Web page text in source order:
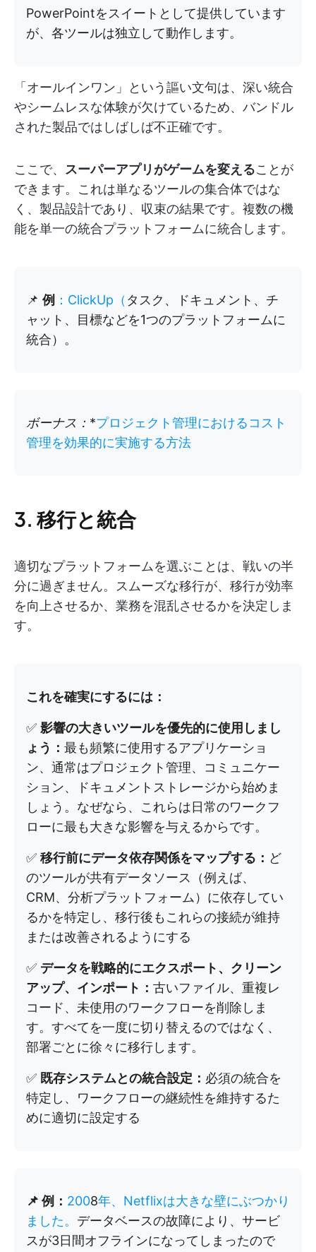
PowerPointをスイートとして提供しています
が、各ツールは独立して動作します。
「オールインワン」という謳い文句は、深い統合
やシームレスな体験が欠けているため、バンドル
された製品ではしばしば不正確です。
ここで、 スーパーアプリがゲームを変えることが
できます。これは単なるツールの集合体ではな
く、製品設計であり、収束の結果です。複数の機
能を単一の統合プラットフォームに統合します。
📌 例 ：ClickUp（ タスク、ドキュメント、チ
ャット、目標などを1つのプラットフォームに
統合）。
ボーナス： *プロジェクト管理におけるコスト
管理を効果的に実施する方法
3. 移行と統合
適切なプラットフォームを選ぶことは、戦いの半
分に過ぎません。スムーズな移行が、移行が効率
を向上させるか、業務を混乱させるかを決定しま
す。
これを確実にするには：
✅ 影響の大きいツールを優先的に使用しまし
ょう： 最も頻繁に使用するアプリケーショ
ン、通常はプロジェクト管理、コミュニケー
ション、ドキュメントストレージから始めま
しょう。なぜなら、これらは日常のワークフ
ローに最も大きな影響を与えるからです。
✅ 移行前にデータ依存関係をマップする： ど
のツールが共有データソース（例えば、
CRM、分析プラットフォーム）に依存してい
るかを特定し、移行後もこれらの接続が維持
または改善されるようにする
✅ データを戦略的にエクスポート、クリーン
アップ、インポート： 古いファイル、重複レ
コード、未使用のワークフローを削除しま
す。すべてを一度に切り替えるのではなく、
部署ごとに徐々に移行します。
✅ 既存システムとの統合設定： 必須の統合を
特定し、ワークフローの継続性を維持するた
めに適切に設定する
📌 例： 2008年、Netflixは大きな壁にぶつかり
ました。 データベースの故障により、サービ
スが3日間オフラインになってしまったので